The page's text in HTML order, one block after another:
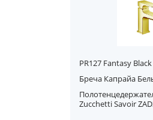
PR127 Fantasy
Бреча Капрайа
Zucchetti Savoir